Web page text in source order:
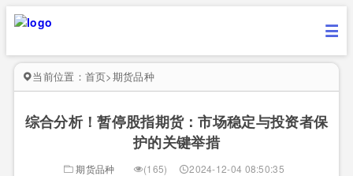
当前位置： 首页>期货品种
综合分析！暂停股指期货：市场稳定与投资者保
护的关键举措
期货品种 (165) 2024-12-04 08:50:35